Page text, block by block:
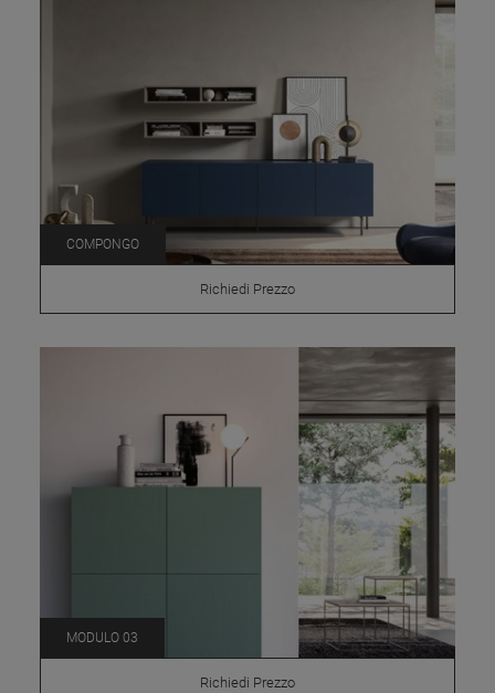
COMPONGO
Richiedi Prezzo
MODULO 03
Richiedi Prezzo